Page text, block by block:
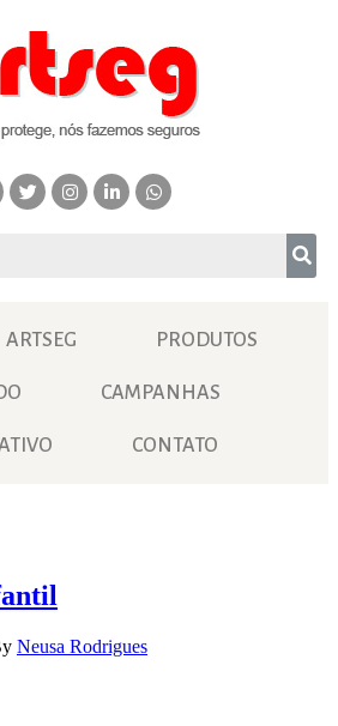
ARTSEG PRODUTOS
CAMPANHAS
CONTATO
Neusa Rodrigues